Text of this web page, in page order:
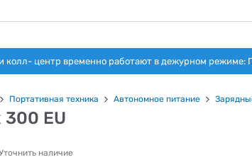
центр временно работают в дежурном режиме:
Портативная техника Автономное питание
300 EU
наличие